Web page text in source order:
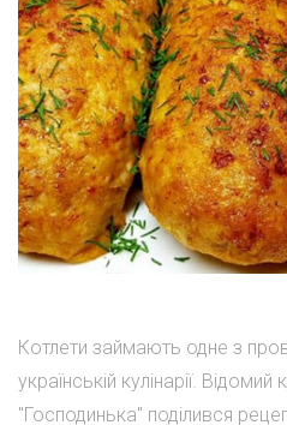
Котлети займають одне з
українській кулінарії. Відомий
"Господинька" поділився